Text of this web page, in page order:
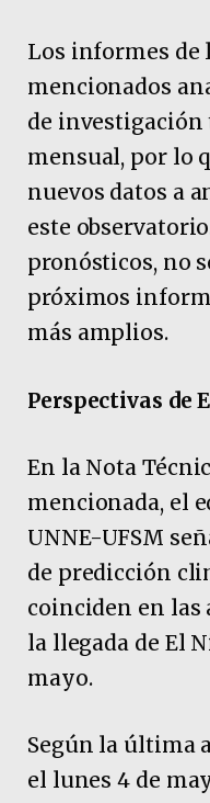
Los informes de
mencionados
de
mensual, por lo
nuevos datos a
este
pronósticos, no
próximos
más amplios.
Perspectivas de
En la Nota
mencionada, el
UNNE-UFSM
de predicción
coinciden en las
la llegada de El
mayo.
Según la última
el lunes 4 de